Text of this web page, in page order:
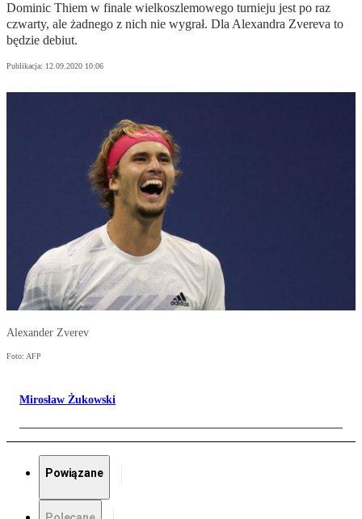
Dominic Thiem w finale wielkoszlemowego turnieju jest po raz
czwarty, ale żadnego z nich nie wygrał. Dla Alexandra Zvereva to
będzie debiut.
Publikacja: 12.09.2020 10:06
Alexander Zverev
Foto: AFP
Mirosław Żukowski
Powiązane